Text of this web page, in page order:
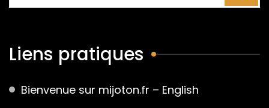
Liens pratiques
Bienvenue sur mijoton.fr – English